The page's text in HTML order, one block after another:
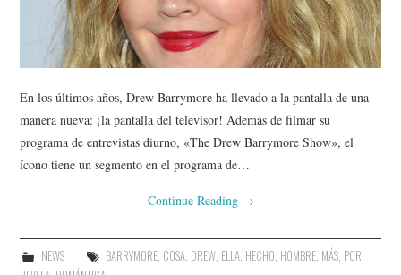
En los últimos años, Drew Barrymore ha llevado a la pantalla de una
manera nueva: ¡la pantalla del televisor! Además de filmar su
programa de entrevistas diurno, «The Drew Barrymore Show», el
ícono tiene un segmento en el programa de…
Continue Reading →
NEWS BARRYMORE, COSA, DREW, ELLA, HECHO, HOMBRE, MÁS, POR,